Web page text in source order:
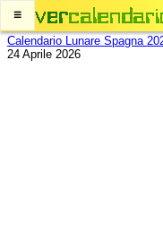
≡
Calendario Lunare Spagna
24 Aprile 2026